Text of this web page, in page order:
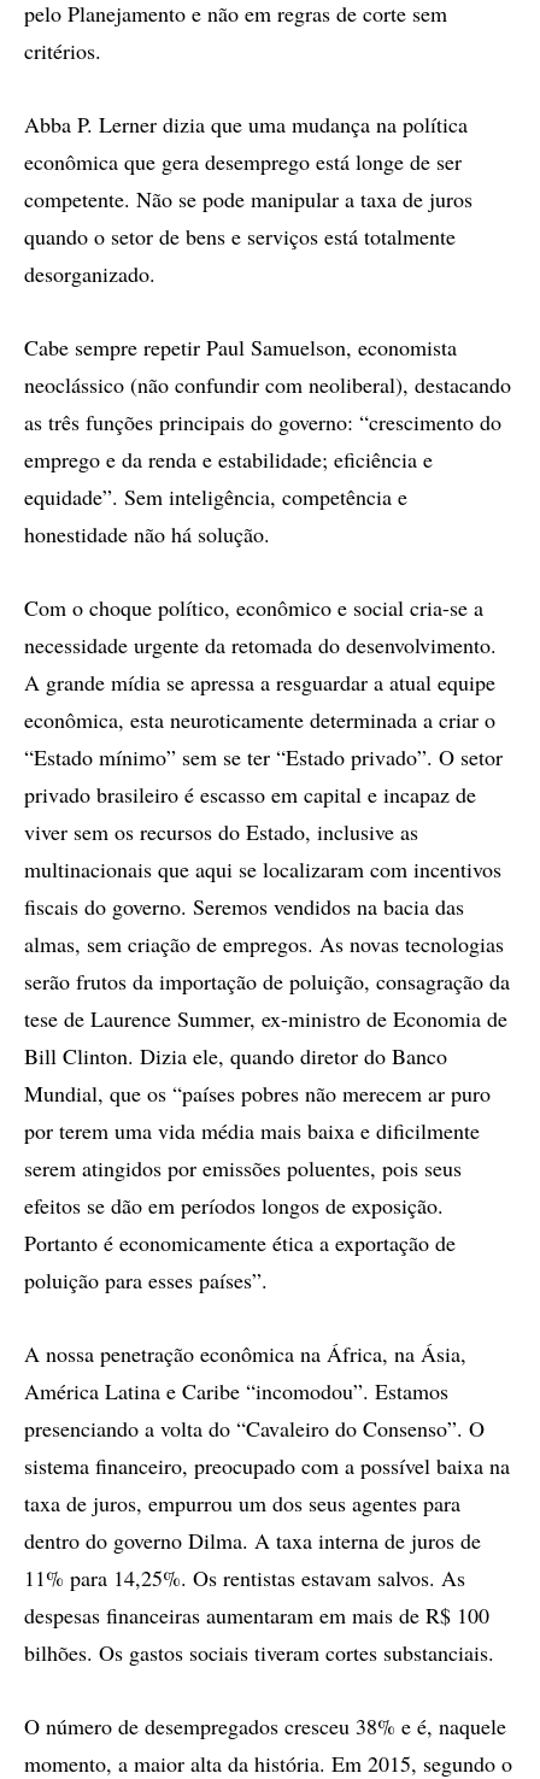
pelo Planejamento e não em regras de corte sem
critérios.
Abba P. Lerner dizia que uma mudança na política
econômica que gera desemprego está longe de ser
competente. Não se pode manipular a taxa de juros
quando o setor de bens e serviços está totalmente
desorganizado.
Cabe sempre repetir Paul Samuelson, economista
neoclássico (não confundir com neoliberal), destacando
as três funções principais do governo: “crescimento do
emprego e da renda e estabilidade; eficiência e
equidade”. Sem inteligência, competência e
honestidade não há solução.
Com o choque político, econômico e social cria-se a
necessidade urgente da retomada do desenvolvimento.
A grande mídia se apressa a resguardar a atual equipe
econômica, esta neuroticamente determinada a criar o
“Estado mínimo” sem se ter “Estado privado”. O setor
privado brasileiro é escasso em capital e incapaz de
viver sem os recursos do Estado, inclusive as
multinacionais que aqui se localizaram com incentivos
fiscais do governo. Seremos vendidos na bacia das
almas, sem criação de empregos. As novas tecnologias
serão frutos da importação de poluição, consagração da
tese de Laurence Summer, ex-ministro de Economia de
Bill Clinton. Dizia ele, quando diretor do Banco
Mundial, que os “países pobres não merecem ar puro
por terem uma vida média mais baixa e dificilmente
serem atingidos por emissões poluentes, pois seus
efeitos se dão em períodos longos de exposição.
Portanto é economicamente ética a exportação de
poluição para esses países”.
A nossa penetração econômica na África, na Ásia,
América Latina e Caribe “incomodou”. Estamos
presenciando a volta do “Cavaleiro do Consenso”. O
sistema financeiro, preocupado com a possível baixa na
taxa de juros, empurrou um dos seus agentes para
dentro do governo Dilma. A taxa interna de juros de
11% para 14,25%. Os rentistas estavam salvos. As
despesas financeiras aumentaram em mais de R$ 100
bilhões. Os gastos sociais tiveram cortes substanciais.
O número de desempregados cresceu 38% e é, naquele
momento, a maior alta da história. Em 2015, segundo o